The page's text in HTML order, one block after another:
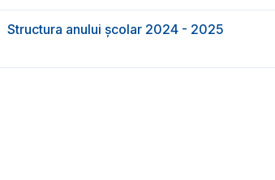
Structura anului școlar 2024 - 2025